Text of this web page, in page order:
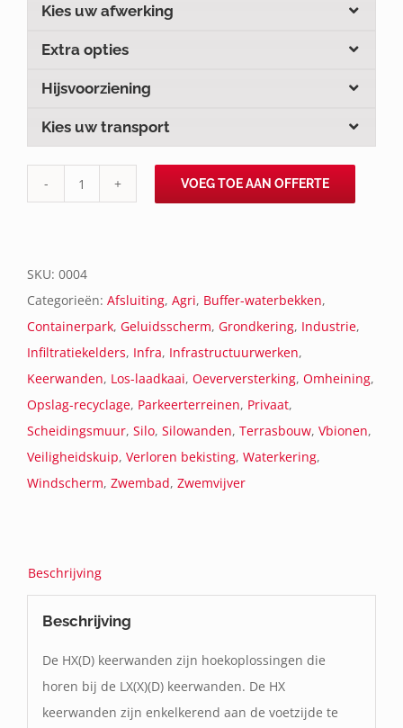
Kies uw afwerking
Extra opties
Hijsvoorziening
Kies uw transport
VOEG TOE AAN OFFERTE
SKU: 0004
Categorieën: Afsluiting, Agri, Buffer-waterbekken,
Containerpark, Geluidsscherm, Grondkering, Industrie,
Infiltratiekelders, Infra, Infrastructuurwerken,
Keerwanden, Los-laadkaai, Oeverversterking, Omheining,
Opslag-recyclage, Parkeerterreinen, Privaat,
Scheidingsmuur, Silo, Silowanden, Terrasbouw, Vbionen,
Veiligheidskuip, Verloren bekisting, Waterkering,
Windscherm, Zwembad, Zwemvijver
Beschrijving
Beschrijving
De HX(D) keerwanden zijn hoekoplossingen die
horen bij de LX(X)(D) keerwanden. De HX
keerwanden zijn enkelkerend aan de voetzijde te